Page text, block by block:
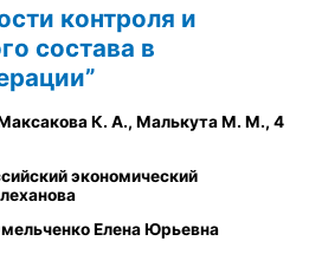
контроля и
состава в
К. А., Малькута М. М., 4
экономический
Елена Юрьевна